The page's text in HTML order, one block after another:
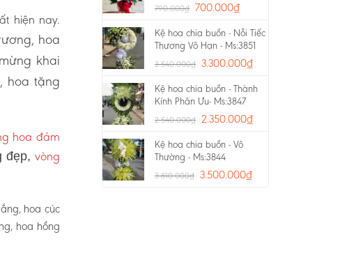
hiện nay.
hoa
khai
hoa tặng
hoa đám
đẹp,vòng
hoa cúc
hoa hồng
790.000₫ 700.000₫
Kệ hoa chia buồn - Nỗi Tiếc
Thương Vô Hạn - Ms:3851
3.540.000₫ 3.300.000₫
Kệ hoa chia buồn - Thành
Kính Phân Ưu- Ms:3847
2.540.000₫ 2.350.000₫
Kệ hoa chia buồn - Vô
Thường - Ms:3844
3.810.000₫ 3.500.000₫